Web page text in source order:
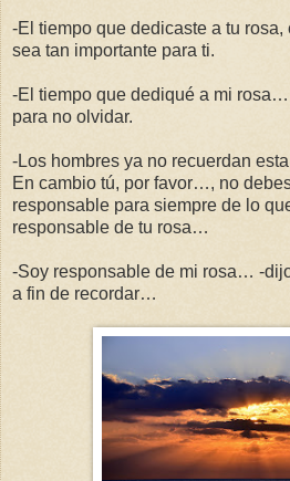
-El tiempo que dedicaste a tu
sea tan importante para ti.
-El tiempo que dediqué a mi
para no olvidar.
-Los hombres ya no recuerdan
En cambio tú, por favor…, no
responsable para siempre de lo
responsable de tu rosa…
-Soy responsable de mi rosa… -
a fin de recordar…